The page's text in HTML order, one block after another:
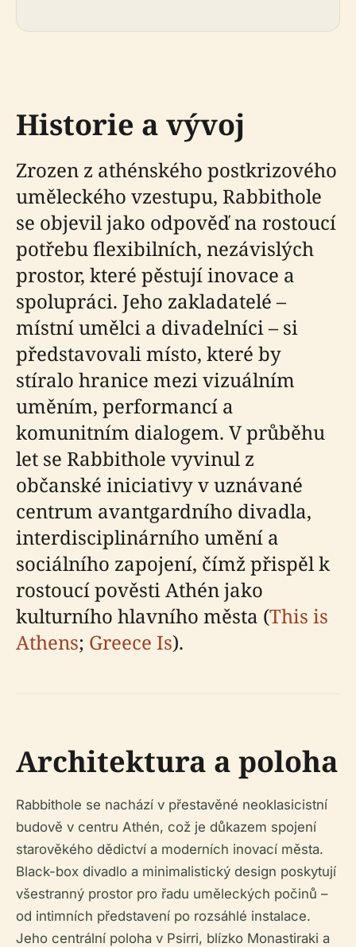
Historie a vývoj
Zrozen z athénského postkrizového
uměleckého vzestupu, Rabbithole
se objevil jako odpověď na rostoucí
potřebu flexibilních, nezávislých
prostor, které pěstují inovace a
spolupráci. Jeho zakladatelé –
místní umělci a divadelníci – si
představovali místo, které by
stíralo hranice mezi vizuálním
uměním, performancí a
komunitním dialogem. V průběhu
let se Rabbithole vyvinul z
občanské iniciativy v uznávané
centrum avantgardního divadla,
interdisciplinárního umění a
sociálního zapojení, čímž přispěl k
rostoucí pověsti Athén jako
kulturního hlavního města (This is
Athens; Greece Is).
Architektura a poloha
Rabbithole se nachází v přestavěné neoklasicistní
budově v centru Athén, což je důkazem spojení
starověkého dědictví a moderních inovací města.
Black-box divadlo a minimalistický design poskytují
všestranný prostor pro řadu uměleckých počinů –
od intimních představení po rozsáhlé instalace.
Jeho centrální poloha v Psirri, blízko Monastiraki a